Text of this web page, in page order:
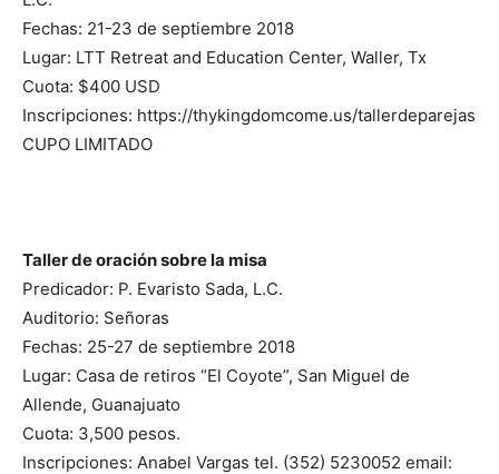
Fechas: 21-23 de septiembre 2018
Lugar: LTT Retreat and Education Center, Waller, Tx
Cuota: $400 USD
Inscripciones: https://thykingdomcome.us/tallerdeparejas
CUPO LIMITADO
Taller de oración sobre la misa
Predicador: P. Evaristo Sada, L.C.
Auditorio: Señoras
Fechas: 25-27 de septiembre 2018
Lugar: Casa de retiros “El Coyote”, San Miguel de
Allende, Guanajuato
Cuota: 3,500 pesos.
Inscripciones: Anabel Vargas tel. (352) 5230052 email: